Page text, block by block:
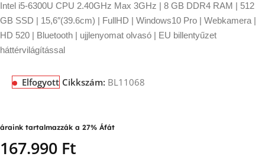
Intel i5-6300U CPU 2.40GHz Max 3GHz | 8 GB DDR4 RAM | 512
GB SSD | 15,6″(39.6cm) | FullHD | Windows10 Pro | Webkamera |
HD 520 | Bluetooth | ujjlenyomat olvasó | EU billentyűzet
háttérvilágítással
Elfogyott Cikkszám: BL11068
áraink tartalmazzák a 27% Áfát
167.990 Ft